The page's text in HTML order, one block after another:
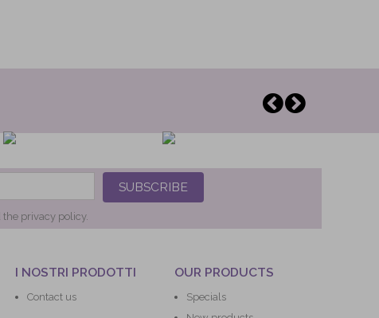
SUBSCRIBE
the privacy policy.
I NOSTRI PRODOTTI
Contact us
OUR PRODUCTS
Specials